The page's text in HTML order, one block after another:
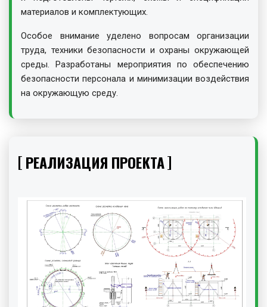
материалов и комплектующих.
Особое внимание уделено вопросам организации
труда, техники безопасности и охраны окружающей
среды. Разработаны мероприятия по обеспечению
безопасности персонала и минимизации воздействия
на окружающую среду.
РЕАЛИЗАЦИЯ ПРОЕКТА